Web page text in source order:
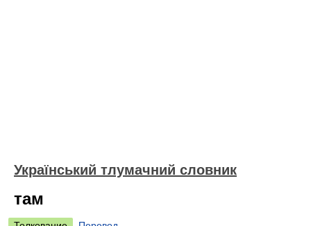
Український тлумачний словник
там